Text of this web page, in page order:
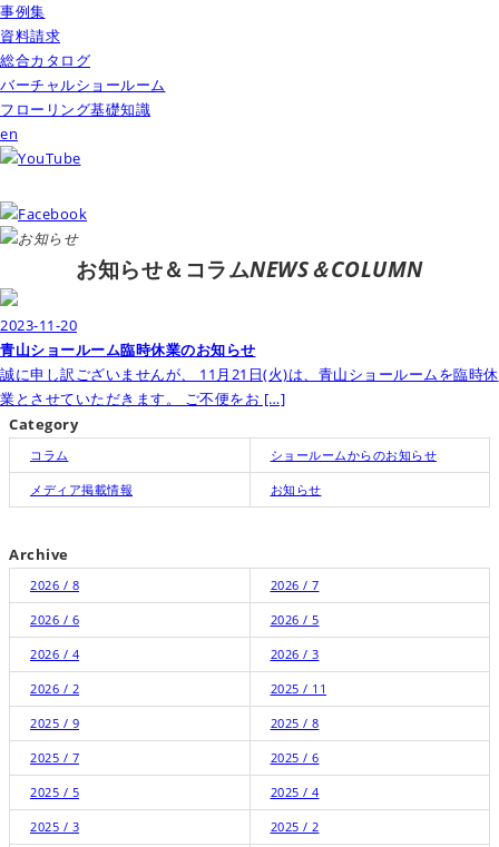
事例集
資料請求
総合カタログ
バーチャルショールーム
フローリング基礎知識
en
お知らせ＆コラムNEWS＆COLUMN
2023-11-20
青山ショールーム臨時休業のお知らせ
誠に申し訳ございませんが、 11月21日(火)は、青山ショールームを臨時休
業とさせていただきます。 ご不便をお […]
Category
コラム ショールームからのお知らせ
メディア掲載情報 お知らせ
Archive
2026 / 8 2026 / 7
2026 / 6 2026 / 5
2026 / 4 2026 / 3
2026 / 2 2025 / 11
2025 / 9 2025 / 8
2025 / 7 2025 / 6
2025 / 5 2025 / 4
2025 / 3 2025 / 2